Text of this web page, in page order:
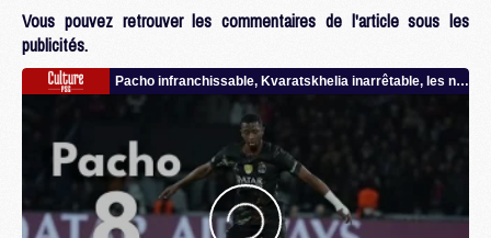
Vous pouvez retrouver les commentaires de l'article sous les
publicités.